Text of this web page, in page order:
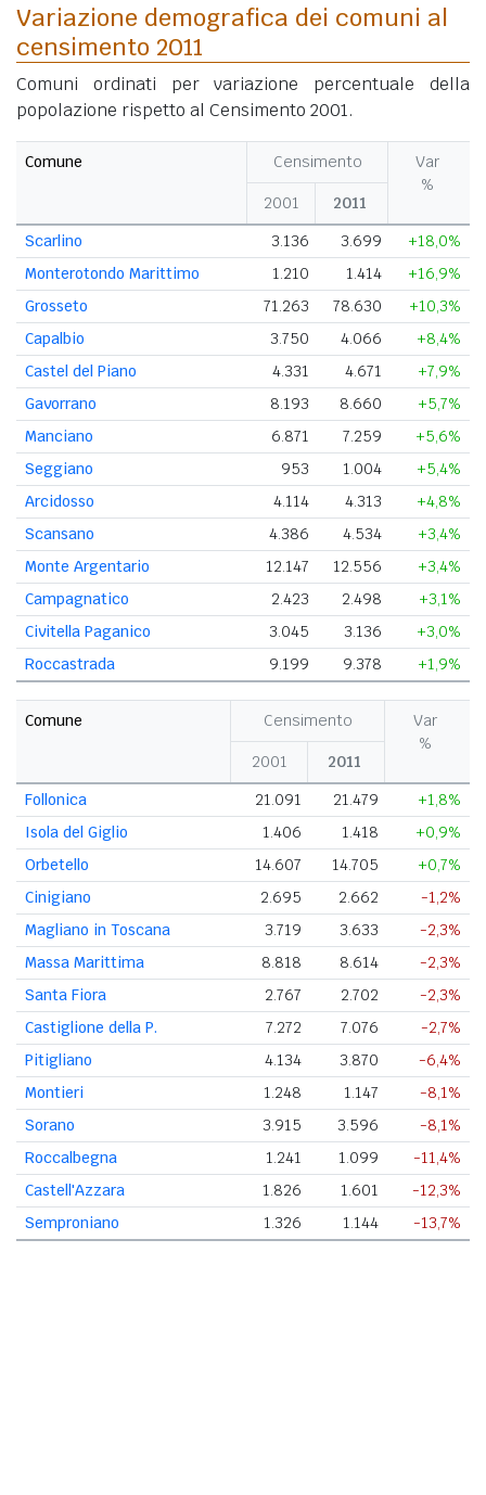
Variazione demografica dei comuni al
censimento 2011
Comuni ordinati per variazione percentuale della
popolazione rispetto al Censimento 2001.
Comune Censimento
Var
%
2001
2011
Scarlino
3.136 3.699
+18,0%
Monterotondo Marittimo
1.210 1.414
+16,9%
Grosseto
71.263 78.630
+10,3%
Capalbio
3.750 4.066
+8,4%
Castel del Piano
4.331 4.671
+7,9%
Gavorrano
8.193 8.660
+5,7%
Manciano
6.871 7.259
+5,6%
Seggiano
953 1.004
+5,4%
Arcidosso
4.114 4.313
+4,8%
Scansano
4.386 4.534
+3,4%
Monte Argentario
12.147 12.556
+3,4%
Campagnatico
2.423 2.498
+3,1%
Civitella Paganico
3.045 3.136
+3,0%
Roccastrada
9.199 9.378 +1,9%
Comune Censimento
Var
%
2001
2011
Follonica
21.091 21.479
+1,8%
Isola del Giglio
1.406 1.418
+0,9%
Orbetello
14.607 14.705
+0,7%
Cinigiano
2.695 2.662
-1,2%
Magliano in Toscana
3.719 3.633
-2,3%
Massa Marittima
8.818 8.614
-2,3%
Santa Fiora
2.767 2.702
-2,3%
Castiglione della P.
7.272 7.076
-2,7%
Pitigliano
4.134 3.870
-6,4%
Montieri
1.248 1.147
-8,1%
Sorano
3.915 3.596
-8,1%
Roccalbegna
1.241 1.099
-11,4%
Castell'Azzara
1.826 1.601
-12,3%
Semproniano
1.326 1.144 -13,7%